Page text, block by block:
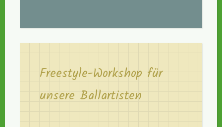
Freestyle-Workshop für
unsere Ballartisten